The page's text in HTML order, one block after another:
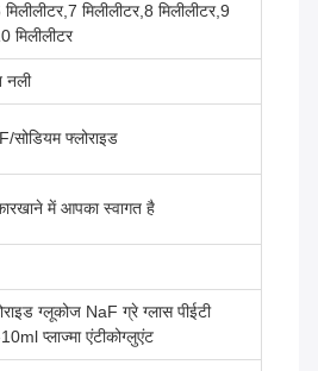
मिलीलीटर,7 मिलीलीटर,8 मिलीलीटर,9
मिलीलीटर
नली
सोडियम फ्लोराइड
में आपका स्वागत है
ग्लूकोज NaF ग्रे ग्लास पीईटी
प्लाज्मा एंटीकोग्लुएंट